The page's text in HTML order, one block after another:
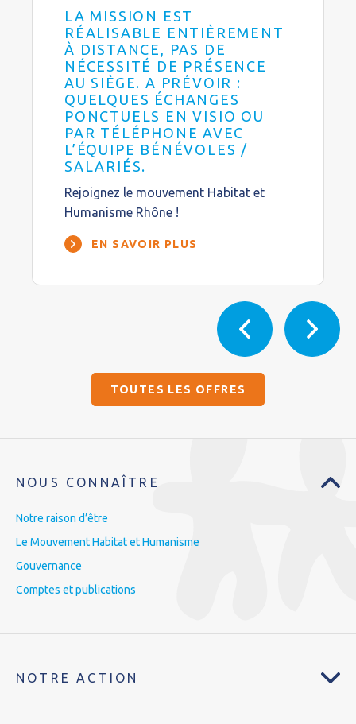
LA MISSION EST
RÉALISABLE ENTIÈREMENT
À DISTANCE, PAS DE
NÉCESSITÉ DE PRÉSENCE
AU SIÈGE. A PRÉVOIR :
QUELQUES ÉCHANGES
PONCTUELS EN VISIO OU
PAR TÉLÉPHONE AVEC
L’ÉQUIPE BÉNÉVOLES /
SALARIÉS.
Rejoignez le mouvement Habitat et
Humanisme Rhône !
EN SAVOIR PLUS
TOUTES LES OFFRES
NOUS CONNAÎTRE
Notre raison d’être
Le Mouvement Habitat et Humanisme
Gouvernance
Comptes et publications
NOTRE ACTION